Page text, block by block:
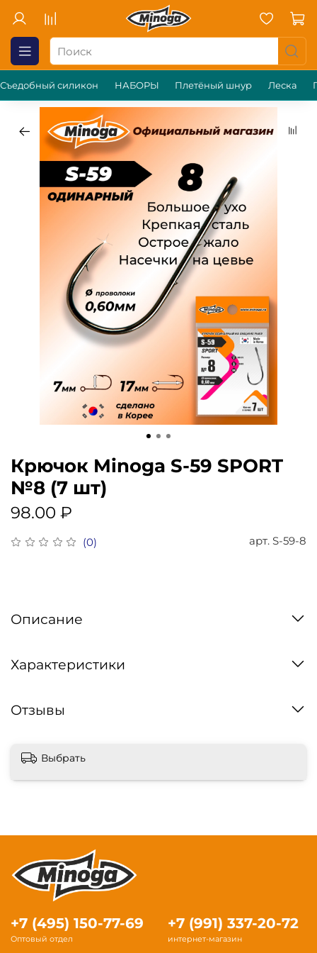
Съедобный силикон НАБОРЫ Плетёный шнур Леска
(0) арт. S-59-8
Крючок Minoga S-59 SPORT
№8 (7 шт)
98.00 ₽
Описание
Характеристики
Отзывы
Выбрать
+7 (495) 150-77-69
Оптовый отдел
+7 (991) 337-20-72
интернет-магазин